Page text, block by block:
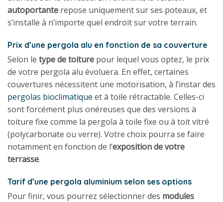
autoportante repose uniquement sur ses poteaux, et
s’installe à n’importe quel endroit sur votre terrain.
Prix d’une pergola alu en fonction de sa couverture
Selon le type de toiture pour lequel vous optez, le prix
de votre pergola alu évoluera. En effet, certaines
couvertures nécessitent une motorisation, à l’instar des
pergolas bioclimatique et à toile rétractable. Celles-ci
sont forcément plus onéreuses que des versions à
toiture fixe comme la pergola à toile fixe ou à toit vitré
(polycarbonate ou verre). Votre choix pourra se faire
notamment en fonction de l’exposition de votre
terrasse.
Tarif d’une pergola aluminium selon ses options
Pour finir, vous pourrez sélectionner des modules